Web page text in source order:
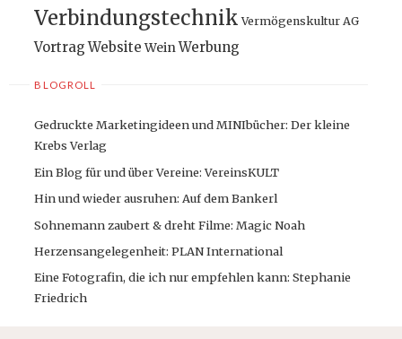
Verbindungstechnik Vermögenskultur AG
Vortrag Website WeinWerbung
BLOGROLL
Gedruckte Marketingideen und MINIbücher: Der kleine
Krebs Verlag
Ein Blog für und über Vereine: VereinsKULT
Hin und wieder ausruhen: Auf dem Bankerl
Sohnemann zaubert & dreht Filme: Magic Noah
Herzensangelegenheit: PLAN International
Eine Fotografin, die ich nur empfehlen kann: Stephanie
Friedrich